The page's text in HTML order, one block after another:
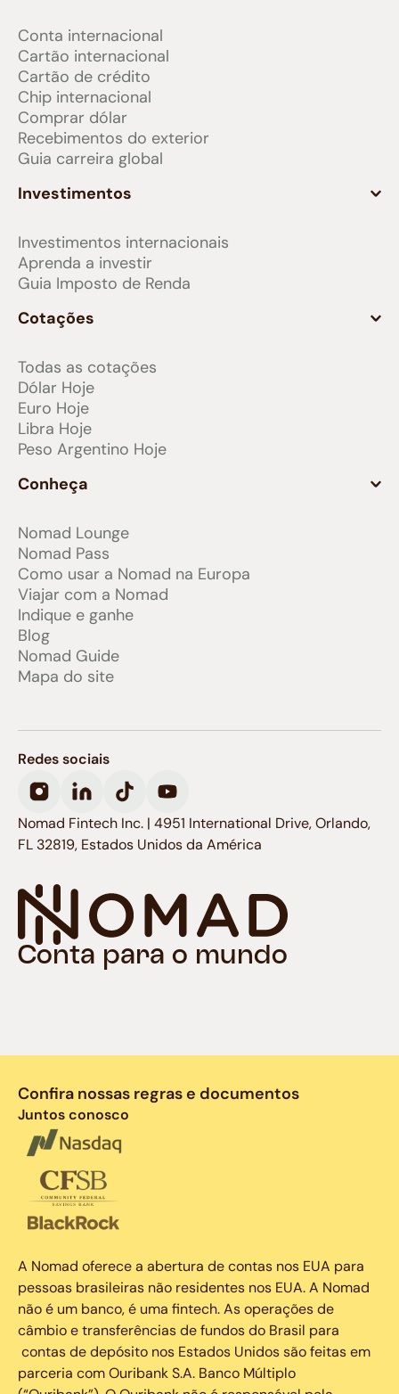
Conta internacional
Cartão internacional
Cartão de crédito
Chip internacional
Comprar dólar
Recebimentos do exterior
Guia carreira global
Investimentos
Investimentos internacionais
Aprenda a investir
Guia Imposto de Renda
Cotações
Todas as cotações
Dólar Hoje
Euro Hoje
Libra Hoje
Peso Argentino Hoje
Conheça
Nomad Lounge
Nomad Pass
Como usar a Nomad na Europa
Viajar com a Nomad
Indique e ganhe
Blog
Nomad Guide
Mapa do site
Conta para o mundo
Redes sociais
Nomad Fintech Inc. | 4951 International Drive, Orlando,
FL 32819, Estados Unidos da América
Confira nossas regras e documentos
Juntos conosco
A Nomad oferece a abertura de contas nos EUA para
pessoas brasileiras não residentes nos EUA. A Nomad
não é um banco, é uma fintech. As operações de
câmbio e transferências de fundos do Brasil para
contas de depósito nos Estados Unidos são feitas em
parceria com Ouribank S.A. Banco Múltiplo